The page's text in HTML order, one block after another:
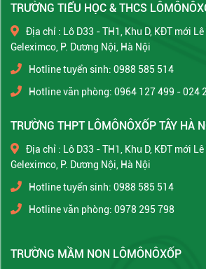
TRƯỜNG TIỂU HỌC & THCS
Địa chỉ : Lô D33 - TH1, Khu D, KĐT mới
Geleximco, P. Dương Nội, Hà Nội
Hotline tuyển sinh: 0988 585 514
Hotline văn phòng: 0964 127 499 - 024
TRƯỜNG THPT LÔMÔNÔXỐP TÂY HÀ
Địa chỉ : Lô D33 - TH1, Khu D, KĐT mới
Geleximco, P. Dương Nội, Hà Nội
Hotline tuyển sinh: 0988 585 514
Hotline văn phòng: 0978 295 798
TRƯỜNG MẦM NON LÔMÔNÔXỐP